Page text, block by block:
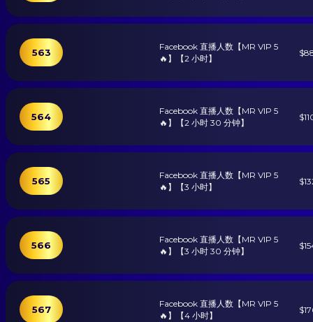
563
Facebook 直播人数【MR VIP 5
🔥】【2 小时】
564
Facebook 直播人数【MR VIP 5
🔥】【2 小时 30 分钟】
565
Facebook 直播人数【MR VIP 5
🔥】【3 小时】
566
Facebook 直播人数【MR VIP 5
🔥】【3 小时 30 分钟】
567
Facebook 直播人数【MR VIP 5
🔥】【4 小时】